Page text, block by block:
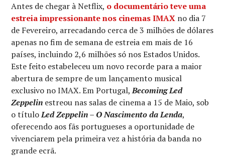
Antes de chegar à Netflix, o documentário teve uma
estreia impressionante nos cinemas IMAX no dia 7
de Fevereiro, arrecadando cerca de 3 milhões de dólares
apenas no fim de semana de estreia em mais de 16
países, incluindo 2,6 milhões só nos Estados Unidos.
Este feito estabeleceu um novo recorde para a maior
abertura de sempre de um lançamento musical
exclusivo no IMAX. Em Portugal,Becoming Led
Zeppelin estreou nas salas de cinema a 15 de Maio, sob
o títuloLed Zeppelin – O Nascimento da Lenda,
oferecendo aos fãs portugueses a oportunidade de
vivenciarem pela primeira vez a história da banda no
grande ecrã.